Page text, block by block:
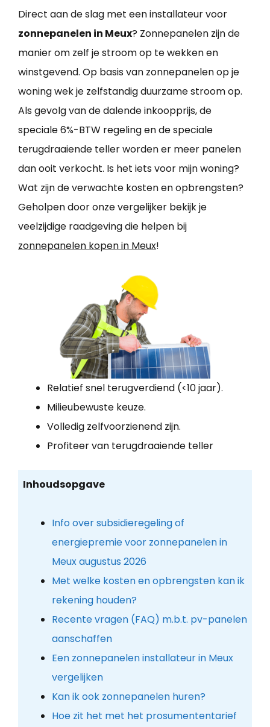
Direct aan de slag met een installateur voor
zonnepanelen in Meux? Zonnepanelen zijn de
manier om zelf je stroom op te wekken en
winstgevend. Op basis van zonnepanelen op je
woning wek je zelfstandig duurzame stroom op.
Als gevolg van de dalende inkoopprijs, de
speciale 6%-BTW regeling en de speciale
terugdraaiende teller worden er meer panelen
dan ooit verkocht. Is het iets voor mijn woning?
Wat zijn de verwachte kosten en opbrengsten?
Geholpen door onze vergelijker bekijk je
veelzijdige raadgeving die helpen bij
zonnepanelen kopen in Meux!
Relatief snel terugverdiend (<10 jaar).
Milieubewuste keuze.
Volledig zelfvoorzienend zijn.
Profiteer van terugdraaiende teller
Inhoudsopgave
Info over subsidieregeling of
energiepremie voor zonnepanelen in
Meux augustus 2026
Met welke kosten en opbrengsten kan ik
rekening houden?
Recente vragen (FAQ) m.b.t. pv-panelen
aanschaffen
Een zonnepanelen installateur in Meux
vergelijken
Kan ik ook zonnepanelen huren?
Hoe zit het met het prosumententarief